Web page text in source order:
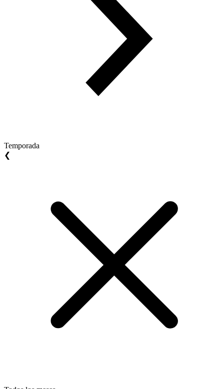
Temporada
❮